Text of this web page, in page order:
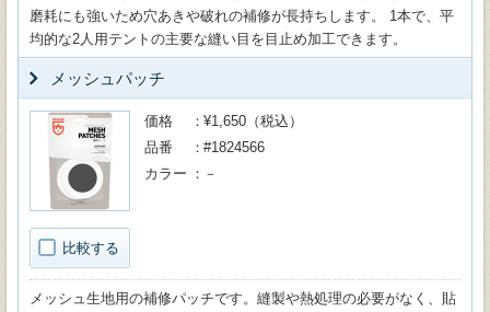
磨耗にも強いため穴あきや破れの補修が長持ちします。 1本で、平
均的な2人用テントの主要な縫い目を目止め加工できます。
メッシュパッチ
比較する
価格
¥1,650（税込）
品番
#1824566
カラー
－
メッシュ生地用の補修パッチです。縫製や熱処理の必要がなく、貼